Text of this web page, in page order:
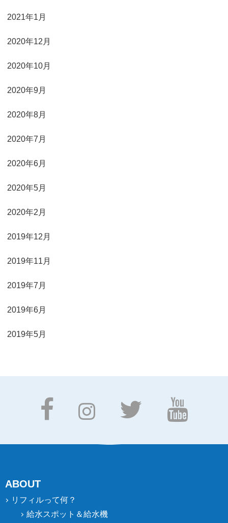
2021年1月
2020年12月
2020年10月
2020年9月
2020年8月
2020年7月
2020年6月
2020年5月
2020年2月
2019年12月
2019年11月
2019年7月
2019年6月
2019年5月
ABOUT
リフィルって何？
給水スポット＆給水機